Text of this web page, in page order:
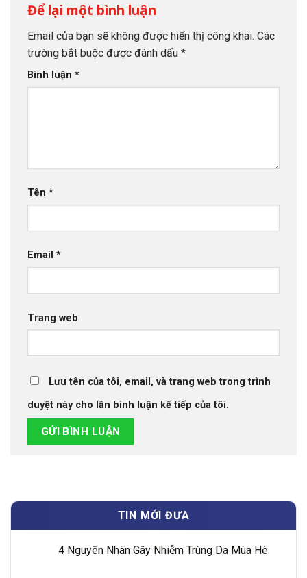
Để lại một bình luận
Email của bạn sẽ không được hiển thị công khai. Các
trường bắt buộc được đánh dấu *
Bình luận *
Tên *
Email *
Trang web
Lưu tên của tôi, email, và trang web trong trình
duyệt này cho lần bình luận kế tiếp của tôi.
TIN MỚI ĐƯA
4 Nguyên Nhân Gây Nhiễm Trùng Da Mùa Hè